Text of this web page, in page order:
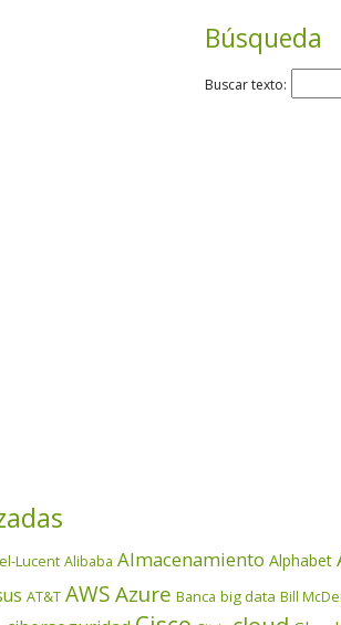
Búsqueda
Buscar texto:
Lucent Alibaba Almacenamiento Alphabet
AT&T AWSAzure Banca big data Bill